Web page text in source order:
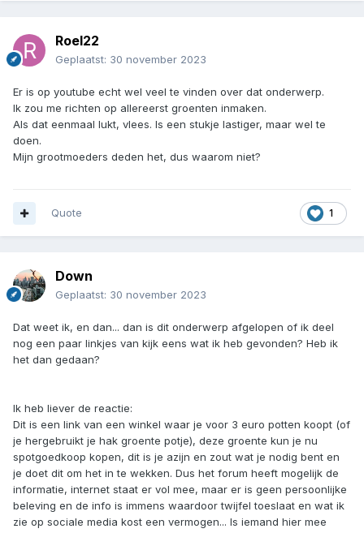
Roel22
Geplaatst: 30 november 2023
Er is op youtube echt wel veel te vinden over dat onderwerp.
Ik zou me richten op allereerst groenten inmaken.
Als dat eenmaal lukt, vlees. Is een stukje lastiger, maar wel te
doen.
Mijn grootmoeders deden het, dus waarom niet?
1
Quote
Down
Geplaatst: 30 november 2023
Dat weet ik, en dan... dan is dit onderwerp afgelopen of ik deel
nog een paar linkjes van kijk eens wat ik heb gevonden? Heb ik
het dan gedaan?
Ik heb liever de reactie:
Dit is een link van een winkel waar je voor 3 euro potten koopt (of
je hergebruikt je hak groente potje), deze groente kun je nu
spotgoedkoop kopen, dit is je azijn en zout wat je nodig bent en
je doet dit om het in te wekken. Dus het forum heeft mogelijk de
informatie, internet staat er vol mee, maar er is geen persoonlijke
beleving en de info is immens waardoor twijfel toeslaat en wat ik
zie op sociale media kost een vermogen... Is iemand hier mee